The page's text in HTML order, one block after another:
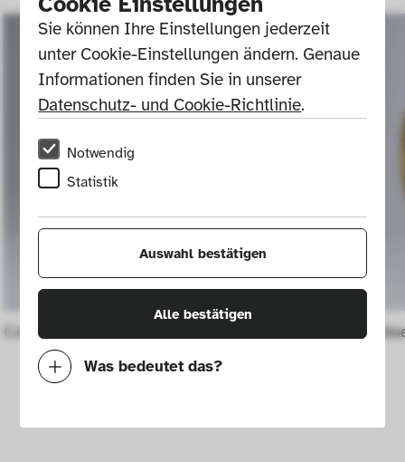
Sie können Ihre Einstellungen jederzeit
unter Cookie-Einstellungen ändern. Genaue
Informationen finden Sie in unserer
Datenschutz- und Cookie-Richtlinie.
Notwendig
Statistik
Auswahl bestätigen
Alle bestätigen
Was bedeutet das?
Mit diesen Cookies können wir durch
Coloured Vase, Series 3, 148/300 Coloured